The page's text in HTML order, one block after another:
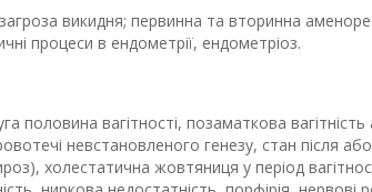
викидня; первинна та вторинна
процеси в ендометрії, ендометріоз.
половина вагітності, позаматкова вагітність
невстановленого генезу, стан після
холестатична жовтяниця у період